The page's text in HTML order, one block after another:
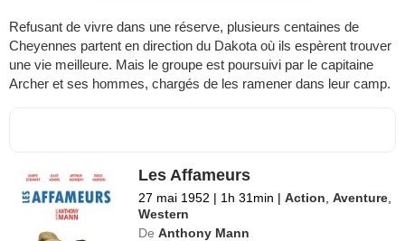
Refusant de vivre dans une réserve, plusieurs centaines de
Cheyennes partent en direction du Dakota où ils espèrent trouver
une vie meilleure. Mais le groupe est poursuivi par le capitaine
Archer et ses hommes, chargés de les ramener dans leur camp.
Les Affameurs
27 mai 1952 | 1h 31min | Action ,Aventure
Western
De Anthony Mann